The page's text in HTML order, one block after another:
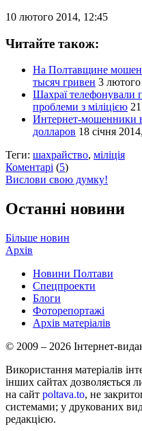
10 лютого 2014, 12:45
Читайте також:
На Полтавщине
тысяч гривен 3
Шахраї телефонували
проблеми з міліцією
Интернет-мошенники
долларов 18 січня
Теги: шахрайство, міліція
Коментарі (5)
Вислови свою думку!
Останні новини
Більше новин
Архів
Новини Полтави
Спецпроекти
Блоги
Фоторепортажі
Архів матеріалів
© 2009 – 2026 Інтернет-
Використання матеріалів
інших сайтах дозволяється
на сайт poltava.to, не
системами; у друкованих
редакцією.